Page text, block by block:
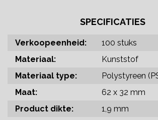
SPECIFICATIES
Verkoopeenheid:
100 stuks
Materiaal:
Kunststof
Materiaal type:
Polystyreen
Maat:
62 x 32 mm
Product dikte:
1,9 mm